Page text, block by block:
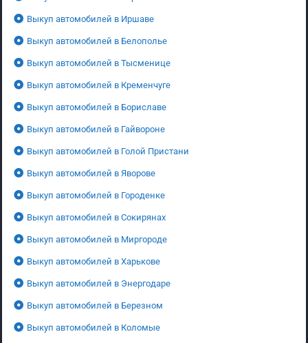
Выкуп автомобилей в Иршаве
Выкуп автомобилей в Белополье
Выкуп автомобилей в Тысменице
Выкуп автомобилей в Кременчуге
Выкуп автомобилей в Бориславе
Выкуп автомобилей в Гайвороне
Выкуп автомобилей в Голой Пристани
Выкуп автомобилей в Яворове
Выкуп автомобилей в Городенке
Выкуп автомобилей в Сокирянах
Выкуп автомобилей в Миргороде
Выкуп автомобилей в Харькове
Выкуп автомобилей в Энергодаре
Выкуп автомобилей в Березном
Выкуп автомобилей в Коломые